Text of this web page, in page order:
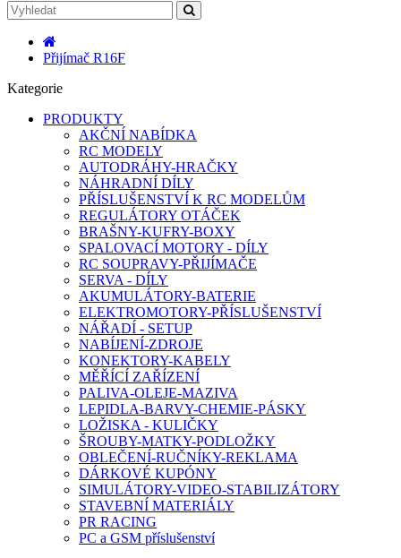
Přijímač R16F
Kategorie
PRODUKTY
AKČNÍ NABÍDKA
RC MODELY
AUTODRÁHY-HRAČKY
NÁHRADNÍ DÍLY
PŘÍSLUŠENSTVÍ K RC MODELŮM
REGULÁTORY OTÁČEK
BRAŠNY-KUFRY-BOXY
SPALOVACÍ MOTORY - DÍLY
RC SOUPRAVY-PŘIJÍMAČE
SERVA - DÍLY
AKUMULÁTORY-BATERIE
ELEKTROMOTORY-PŘÍSLUŠENSTVÍ
NÁŘADÍ - SETUP
NABÍJENÍ-ZDROJE
KONEKTORY-KABELY
MĚŘÍCÍ ZAŘÍZENÍ
PALIVA-OLEJE-MAZIVA
LEPIDLA-BARVY-CHEMIE-PÁSKY
LOŽISKA - KULIČKY
ŠROUBY-MATKY-PODLOŽKY
OBLEČENÍ-RUČNÍKY-REKLAMA
DÁRKOVÉ KUPÓNY
SIMULÁTORY-VIDEO-STABILIZÁTORY
STAVEBNÍ MATERIÁLY
PR RACING
PC a GSM příslušenství